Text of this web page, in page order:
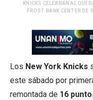
KNICKS CELEBRAN AL
FROST BANK CENTER DE
Los New York Knicks
este sábado por
remontada de 16